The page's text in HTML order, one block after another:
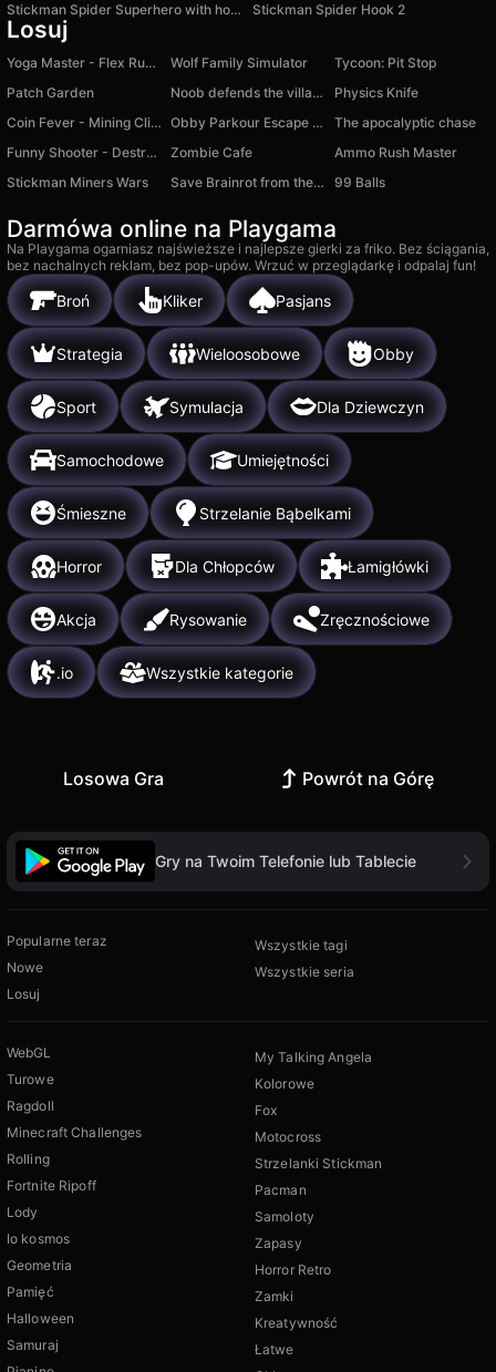
Stickman Spider Superhero with hook
Stickman Spider Hook 2
Losuj
Yoga Master - Flex Running Wolf Family Simulator
Tycoon: Pit Stop
Patch Garden
Noob defends the village
Physics Knife
Coin Fever - Mining Clicker
Obby Parkour Escape Prison
The apocalyptic chase
Funny Shooter - Destroy All
Zombie Cafe
Ammo Rush Master
Stickman Miners Wars
Save Brainrot from the Fire Rescuer Obby +1 Tycoon 99 Balls
Darmówa online na Playgama
Na Playgama ogarniasz najświeższe i najlepsze gierki za friko. Bez ściągania,
bez nachalnych reklam, bez pop-upów. Wrzuć w przeglądarkę i odpalaj fun!
Broń Kliker Pasjans
Strategia Wieloosobowe Obby
Sport Symulacja Dla Dziewczyn
Samochodowe Umiejętności
Śmieszne Strzelanie Bąbelkami
Horror Dla Chłopców Łamigłówki
Akcja Rysowanie Zręcznościowe
.io Wszystkie kategorie
Losowa Gra Powrót na Górę
Gry na Twoim Telefonie lub Tablecie
Popularne teraz
Nowe
Losuj
Wszystkie tagi
Wszystkie seria
WebGL
Turowe
Ragdoll
Minecraft Challenges
Rolling
Fortnite Ripoff
Lody
Io kosmos
Geometria
Pamięć
Halloween
Samuraj
My Talking Angela
Kolorowe
Fox
Motocross
Strzelanki Stickman
Pacman
Samoloty
Zapasy
Horror Retro
Zamki
Kreatywność
Łatwe